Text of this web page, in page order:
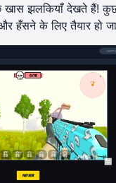
झलकियाँ देखते हैं! कुछ
हँसने के लिए तैयार हो